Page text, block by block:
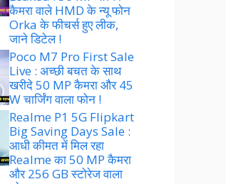
कैमरा वाले HMD के न्यू फोन
Orka के फीचर्स हुए लीक,
जाने डिटेल !
Poco M7 Pro First Sale
Live : अच्छी बचत के साथ
खरीदे 50 MP कैमरा और 45
W चार्जिंग वाला फोन !
Realme P1 5G Flipkart
Big Saving Days Sale :
आधी कीमत में मिल रहा
Realme का 50 MP कैमरा
और 256 GB स्टोरेज वाला